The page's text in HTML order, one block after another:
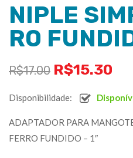
NIPLE
RO
R$17.00 R$15.30
Disponibilidade:
ADAPTADOR PARA
FERRO FUNDIDO – 1″